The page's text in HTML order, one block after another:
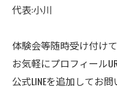
代表:小川
体験会等随時受け付け
お気軽にプロフィール
公式LINEを追加してお